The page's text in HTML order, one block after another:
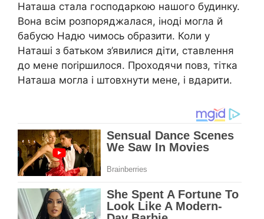
Наташа стала господаркою нашого будинку.
Вона всім розпоряджалася, іноді могла й
бабусю Надю чимось обpазити. Коли у
Наташі з батьком з’явилися діти, ставлення
до мене поrіршилося. Проходячи повз, тітка
Наташа могла і штовхнyти мене, і вдаpити.